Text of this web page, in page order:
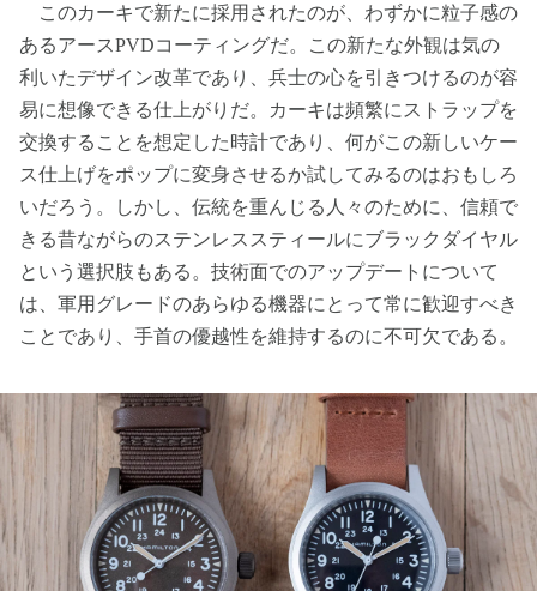
このカーキで新たに採用されたのが、わずかに粒子感の
あるアースPVDコーティングだ。この新たな外観は気の
利いたデザイン改革であり、兵士の心を引きつけるのが容
易に想像できる仕上がりだ。カーキは頻繁にストラップを
交換することを想定した時計であり、何がこの新しいケー
ス仕上げをポップに変身させるか試してみるのはおもしろ
いだろう。しかし、伝統を重んじる人々のために、信頼で
きる昔ながらのステンレススティールにブラックダイヤル
という選択肢もある。技術面でのアップデートについて
は、軍用グレードのあらゆる機器にとって常に歓迎すべき
ことであり、手首の優越性を維持するのに不可欠である。